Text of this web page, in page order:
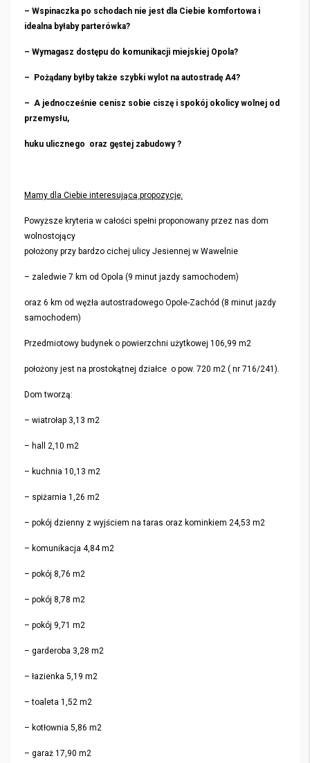
– Wspinaczka po schodach nie jest dla Ciebie komfortowa i
idealna byłaby parterówka?
– Wymagasz dostępu do komunikacji miejskiej Opola?
– Pożądany byłby także szybki wylot na autostradę A4?
– A jednocześnie cenisz sobie ciszę i spokój okolicy wolnej od
przemysłu,
huku ulicznego oraz gęstej zabudowy ?
Mamy dla Ciebie interesującą propozycję:
Powyższe kryteria w całości spełni proponowany przez nas dom
wolnostojący
położony przy bardzo cichej ulicy Jesiennej w Wawelnie
– zaledwie 7 km od Opola (9 minut jazdy samochodem)
oraz 6 km od węzła autostradowego Opole-Zachód (8 minut jazdy
samochodem)
Przedmiotowy budynek o powierzchni użytkowej 106,99 m2
położony jest na prostokątnej działce o pow. 720 m2 ( nr 716/241).
Dom tworzą:
– wiatrołap 3,13 m2
– hall 2,10 m2
– kuchnia 10,13 m2
– spiżarnia 1,26 m2
– pokój dzienny z wyjściem na taras oraz kominkiem 24,53 m2
– komunikacja 4,84 m2
– pokój 8,76 m2
– pokój 8,78 m2
– pokój 9,71 m2
– garderoba 3,28 m2
– łazienka 5,19 m2
– toaleta 1,52 m2
– kotłownia 5,86 m2
– garaż 17,90 m2